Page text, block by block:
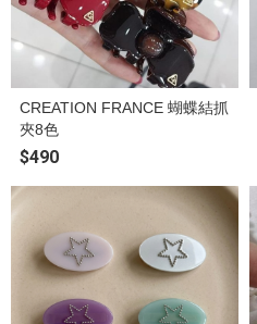
CREATION FRANCE 蝴蝶結抓
夾8色
$490